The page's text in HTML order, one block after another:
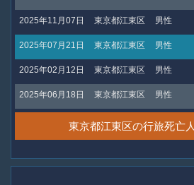
2025年11月07日 東京都江東区 男性
2025年07月21日 東京都江東区 男性
2025年02月12日 東京都江東区 男性
2025年06月18日 東京都江東区 男性
東京都江東区の行旅死亡